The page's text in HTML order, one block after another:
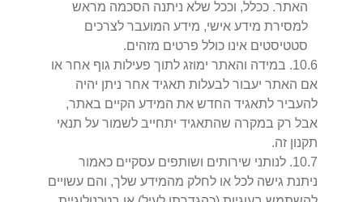
האתר. ככלל, וככל שלא ניתנה הסכמה מראש
למסירת מידע אישי, מידע המועבר לצרכים
סטטיסטים אינו כולל פרטים מזהים.
10.6
. במידה והאתר ימוזג לתוך פעילות גוף אחר או
אם האתר יעבור לבעלות תאגיד אחר ניתן יהיה
להעביר לתאגיד החדש את המידע הקיים באתר,
אבל רק במקרה שהתאגיד יתחייב לשמור על תנאי
תקנון זה.
10.7
. לנותני שירותים ושותפים עסקיים כאמור
ניתנת גישה לכל או לחלק מהמידע שלך, והם עשויים